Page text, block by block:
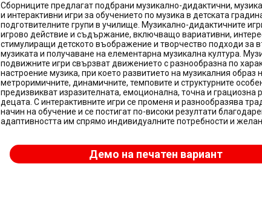
Сборниците предлагат подбрани музикално-дидактични,
и интерактивни игри за обучението по музика в детската
подготвителните групи в училище. Музикално-дидактичните
игрово действие и съдържание, включващо вариативни,
стимулиращи детското въображение и творчество подходи за
музиката и получаване на елементарна музикална култура.
подвижните игри свързват движението с разнообразна по
настроение музика, при което развитието на музикалния образ
метроримичните, динамичните, темповите и структурните
предизвикват изразителната, емоционална, точна и грациозна
децата. С интерактивните игри се променя и разнообразява
начин на обучение и се постигат по-високи резултати
адаптивността им спрямо индивидуалните потребности и
Демо на печатен вариант